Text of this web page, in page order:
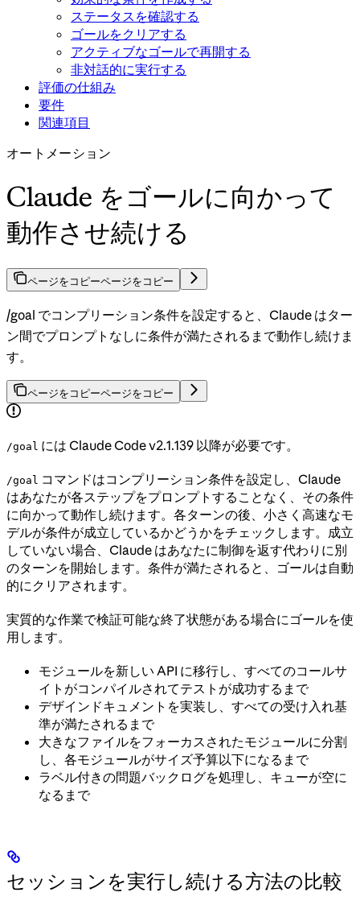
ステータスを確認する
ゴールをクリアする
アクティブなゴールで再開する
非対話的に実行する
評価の仕組み
要件
関連項目
オートメーション
Claude をゴールに向かって
動作させ続ける
ページをコピーページをコピー
/goal でコンプリーション条件を設定すると、Claude はター
ン間でプロンプトなしに条件が満たされるまで動作し続けま
す。
ページをコピーページをコピー
/goal には Claude Code v2.1.139 以降が必要です。
/goal コマンドはコンプリーション条件を設定し、Claude
はあなたが各ステップをプロンプトすることなく、その条件
に向かって動作し続けます。各ターンの後、小さく高速なモ
デルが条件が成立しているかどうかをチェックします。成立
していない場合、Claude はあなたに制御を返す代わりに別
のターンを開始します。条件が満たされると、ゴールは自動
的にクリアされます。
実質的な作業で検証可能な終了状態がある場合にゴールを使
用します。
モジュールを新しい API に移行し、すべてのコールサ
イトがコンパイルされてテストが成功するまで
デザインドキュメントを実装し、すべての受け入れ基
準が満たされるまで
大きなファイルをフォーカスされたモジュールに分割
し、各モジュールがサイズ予算以下になるまで
ラベル付きの問題バックログを処理し、キューが空に
なるまで
セッションを実行し続ける方法の比較